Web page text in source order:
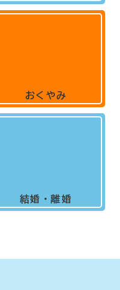
おくやみ
結婚・離婚